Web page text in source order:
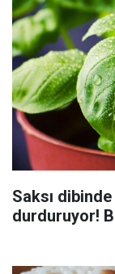
Saksı
durduruyor!